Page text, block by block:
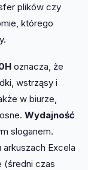
plików czy
którego
oznacza, że
wstrząsy i
w biurze,
Wydajność
sloganem.
Excela
(średni czas